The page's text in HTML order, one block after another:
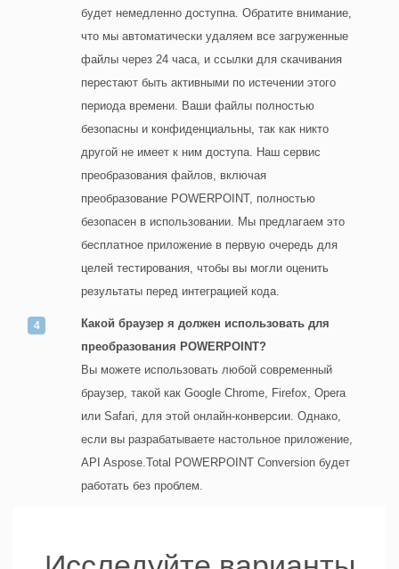
будет немедленно доступна. Обратите внимание,
что мы автоматически удаляем все загруженные
файлы через 24 часа, и ссылки для скачивания
перестают быть активными по истечении этого
периода времени. Ваши файлы полностью
безопасны и конфиденциальны, так как никто
другой не имеет к ним доступа. Наш сервис
преобразования файлов, включая
преобразование POWERPOINT, полностью
безопасен в использовании. Мы предлагаем это
бесплатное приложение в первую очередь для
целей тестирования, чтобы вы могли оценить
результаты перед интеграцией кода.
Какой браузер я должен использовать для
преобразования POWERPOINT?
Вы можете использовать любой современный
браузер, такой как Google Chrome, Firefox, Opera
или Safari, для этой онлайн-конверсии. Однако,
если вы разрабатываете настольное приложение,
API Aspose.Total POWERPOINT Conversion будет
работать без проблем.